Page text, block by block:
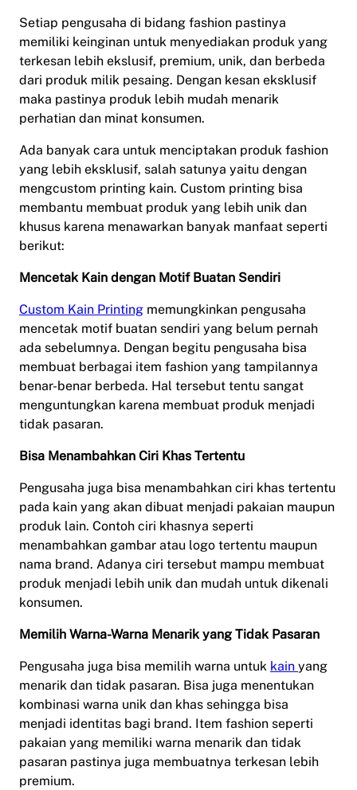
Setiap pengusaha di bidang fashion pastinya
memiliki keinginan untuk menyediakan produk yang
terkesan lebih ekslusif, premium, unik, dan berbeda
dari produk milik pesaing. Dengan kesan eksklusif
maka pastinya produk lebih mudah menarik
perhatian dan minat konsumen.
Ada banyak cara untuk menciptakan produk fashion
yang lebih eksklusif, salah satunya yaitu dengan
mengcustom printing kain. Custom printing bisa
membantu membuat produk yang lebih unik dan
khusus karena menawarkan banyak manfaat seperti
berikut:
Mencetak Kain dengan Motif Buatan Sendiri
Custom Kain Printing memungkinkan pengusaha
mencetak motif buatan sendiri yang belum pernah
ada sebelumnya. Dengan begitu pengusaha bisa
membuat berbagai item fashion yang tampilannya
benar-benar berbeda. Hal tersebut tentu sangat
menguntungkan karena membuat produk menjadi
tidak pasaran.
Bisa Menambahkan Ciri Khas Tertentu
Pengusaha juga bisa menambahkan ciri khas tertentu
pada kain yang akan dibuat menjadi pakaian maupun
produk lain. Contoh ciri khasnya seperti
menambahkan gambar atau logo tertentu maupun
nama brand. Adanya ciri tersebut mampu membuat
produk menjadi lebih unik dan mudah untuk dikenali
konsumen.
Memilih Warna-Warna Menarik yang Tidak Pasaran
Pengusaha juga bisa memilih warna untuk kain yang
menarik dan tidak pasaran. Bisa juga menentukan
kombinasi warna unik dan khas sehingga bisa
menjadi identitas bagi brand. Item fashion seperti
pakaian yang memiliki warna menarik dan tidak
pasaran pastinya juga membuatnya terkesan lebih
premium.